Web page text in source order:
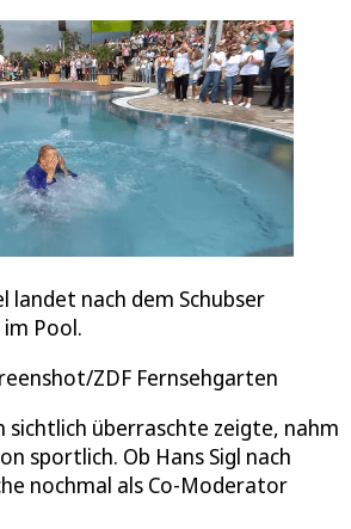
landet nach dem Schubser
im Pool.
ZDF Fernsehgarten
sichtlich überraschte zeigte, nahm
sportlich. Ob Hans Sigl nach
nochmal als Co-Moderator